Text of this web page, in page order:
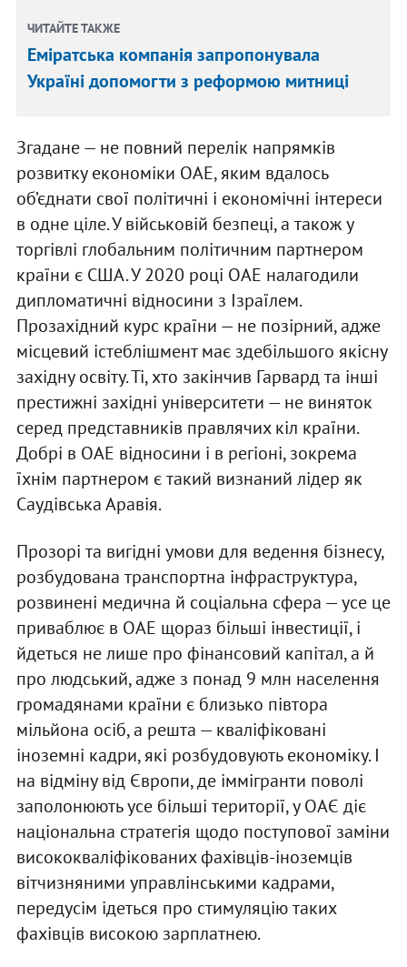
ЧИТАЙТЕ ТАКЖЕ
Еміратська компанія запропонувала
Україні допомогти з реформою митниці
Згадане — не повний перелік напрямків
розвитку економіки ОАЕ, яким вдалось
об’єднати свої політичні і економічні інтереси
в одне ціле. У військовій безпеці, а також у
торгівлі глобальним політичним партнером
країни є США. У 2020 році ОАЕ налагодили
дипломатичні відносини з Ізраїлем.
Прозахідний курс країни — не позірний, адже
місцевий істеблішмент має здебільшого якісну
західну освіту. Ті, хто закінчив Гарвард та інші
престижні західні університети — не виняток
серед представників правлячих кіл країни.
Добрі в ОАЕ відносини і в регіоні, зокрема
їхнім партнером є такий визнаний лідер як
Саудівська Аравія.
Прозорі та вигідні умови для ведення бізнесу,
розбудована транспортна інфраструктура,
розвинені медична й соціальна сфера — усе це
приваблює в ОАЕ щораз більші інвестиції, і
йдеться не лише про фінансовий капітал, а й
про людський, адже з понад 9 млн населення
громадянами країни є близько півтора
мільйона осіб, а решта — кваліфіковані
іноземні кадри, які розбудовують економіку. І
на відміну від Європи, де іммігранти поволі
заполонюють усе більші території, у ОАЄ діє
національна стратегія щодо поступової заміни
висококваліфікованих фахівців-іноземців
вітчизняними управлінськими кадрами,
передусім ідеться про стимуляцію таких
фахівців високою зарплатнею.